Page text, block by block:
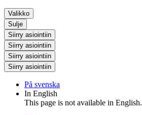
Valikko
Sulje
Siirry asiointiin
Siirry asiointiin
Siirry asiointiin
Siirry asiointiin
På svenska
In English
This page is not available in English.